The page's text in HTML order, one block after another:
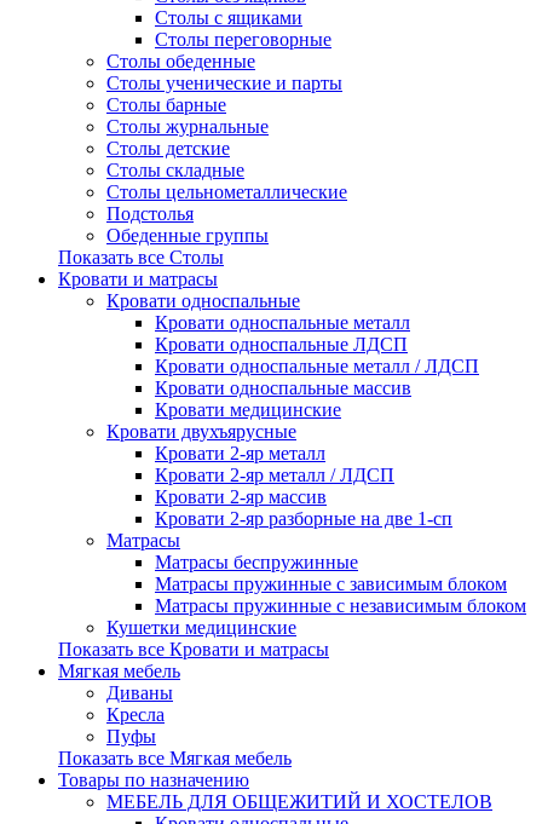
Столы с ящиками
Столы переговорные
Столы обеденные
Столы ученические и парты
Столы барные
Столы журнальные
Столы детские
Столы складные
Столы цельнометаллические
Подстолья
Обеденные группы
Показать все Столы
Кровати и матрасы
Кровати односпальные
Кровати односпальные металл
Кровати односпальные ЛДСП
Кровати односпальные металл / ЛДСП
Кровати односпальные массив
Кровати медицинские
Кровати двухъярусные
Кровати 2-яр металл
Кровати 2-яр металл / ЛДСП
Кровати 2-яр массив
Кровати 2-яр разборные на две 1-сп
Матрасы
Матрасы беспружинные
Матрасы пружинные с зависимым блоком
Матрасы пружинные с независимым блоком
Кушетки медицинские
Показать все Кровати и матрасы
Мягкая мебель
Диваны
Кресла
Пуфы
Показать все Мягкая мебель
Товары по назначению
МЕБЕЛЬ ДЛЯ ОБЩЕЖИТИЙ И ХОСТЕЛОВ